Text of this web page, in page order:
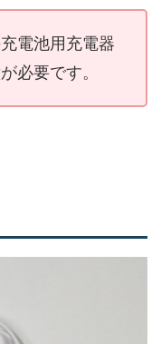
電池用充電器
必要です。